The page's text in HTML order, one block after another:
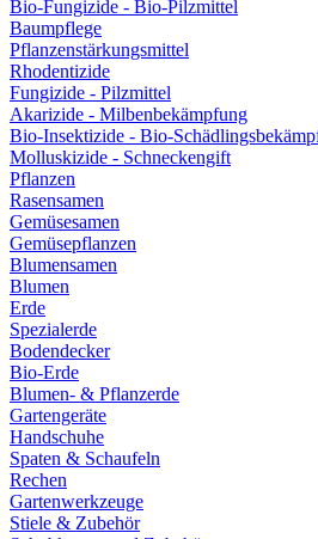
Bio-Fungizide - Bio-Pilzmittel
Baumpflege
Pflanzenstärkungsmittel
Rhodentizide
Fungizide - Pilzmittel
Akarizide - Milbenbekämpfung
Bio-Insektizide - Bio-
Molluskizide - Schneckengift
Pflanzen
Rasensamen
Gemüsesamen
Gemüsepflanzen
Blumensamen
Blumen
Erde
Spezialerde
Bodendecker
Bio-Erde
Blumen- & Pflanzerde
Gartengeräte
Handschuhe
Spaten & Schaufeln
Rechen
Gartenwerkzeuge
Stiele & Zubehör